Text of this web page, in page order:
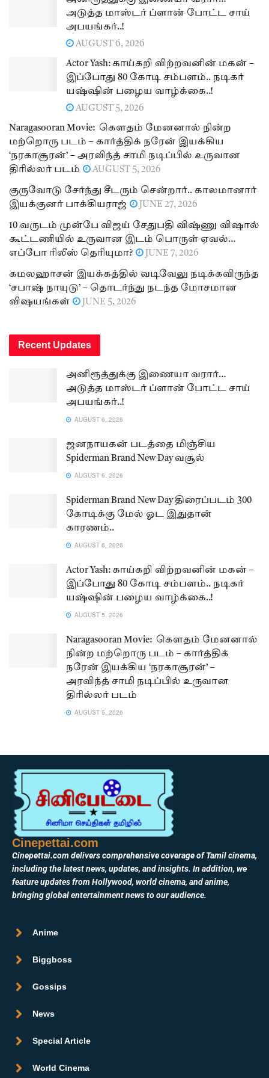
அடுத்த மாஸ்டர் ப்ளான் போட்ட சாய்
அபயங்கர்..!
AUGUST 6, 2026
Actor Yash: காய்கறி விற்றவனின் மகன் –
இப்போது 80 கோடி சம்பளம்.. நடிகர்
யஷ்ஷின் பழைய வாழ்க்கை..!
AUGUST 5, 2026
Naragasooran Movie: கௌதம் மேனனால் நின்ற
மற்றொரு படம் – கார்த்திக் நரேன் இயக்கிய
‘நரகாசூரன்’ – அரவிந்த் சாமி நடிப்பில் உருவான
திரில்லர் படம்
AUGUST 5, 2026
குருவோடு சேர்ந்து சீடரும் சென்றார்.. காலமானார்
இயக்குனர் பாக்கியராஜ்
JUNE 27, 2026
10 வருடம் முன்பே விஜய் சேதுபதி விஷ்ணு விஷால்
கூட்டணியில் உருவான இடம் பொருள் ஏவல்…
எப்போ ரிலீஸ் தெரியுமா?
JUNE 7, 2026
கமலஹாசன் இயக்கத்தில் வடிவேலு நடிக்கவிருந்த
‘சபாஷ் நாயுடு’ – தொடர்ந்து நடந்த மோசமான
விஷயங்கள்
JUNE 5, 2026
Recent Updates
அனிரூத்துக்கு இணையா வரார்…
அடுத்த மாஸ்டர் ப்ளான் போட்ட சாய்
அபயங்கர்..!
AUGUST 6, 2026
ஜனநாயகன் படத்தை மிஞ்சிய
Spiderman Brand New Day வசூல்
AUGUST 6, 2026
Spiderman Brand New Day திரைப்படம் 300
கோடிக்கு மேல் ஓட இதுதான்
காரணம்..
AUGUST 6, 2026
Actor Yash: காய்கறி விற்றவனின் மகன் –
இப்போது 80 கோடி சம்பளம்.. நடிகர்
யஷ்ஷின் பழைய வாழ்க்கை..!
AUGUST 5, 2026
Naragasooran Movie: கௌதம் மேனனால்
நின்ற மற்றொரு படம் – கார்த்திக்
நரேன் இயக்கிய ‘நரகாசூரன்’ –
அரவிந்த் சாமி நடிப்பில் உருவான
திரில்லர் படம்
AUGUST 5, 2026
Cinepettai.com
Cinepettai.com delivers comprehensive coverage of Tamil cinema,
including the latest news, updates, and insights. In addition, we
feature updates from Hollywood, world cinema, and anime,
bringing global entertainment news to our audience.
Anime
Biggboss
Gossips
News
Special Article
World Cinema